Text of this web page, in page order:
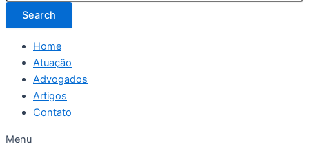
Search
Home
Atuação
Advogados
Artigos
Contato
Menu